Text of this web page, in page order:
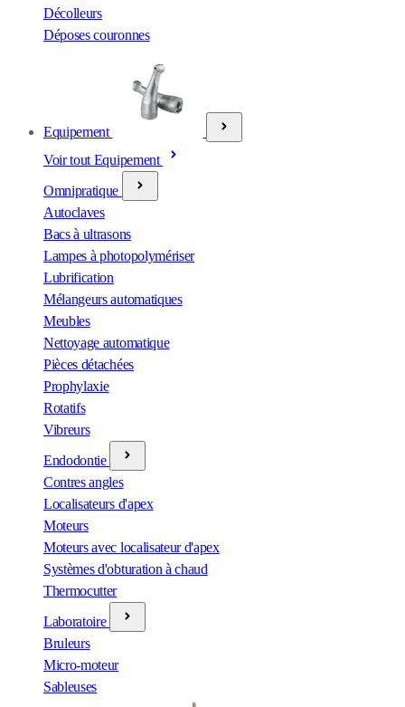
Décolleurs
Déposes couronnes
Equipement
Voir tout Equipement
Omnipratique
Autoclaves
Bacs à ultrasons
Lampes à photopolymériser
Lubrification
Mélangeurs automatiques
Meubles
Nettoyage automatique
Pièces détachées
Prophylaxie
Rotatifs
Vibreurs
Endodontie
Contres angles
Localisateurs d'apex
Moteurs
Moteurs avec localisateur d'apex
Systèmes d'obturation à chaud
Thermocutter
Laboratoire
Bruleurs
Micro-moteur
Sableuses